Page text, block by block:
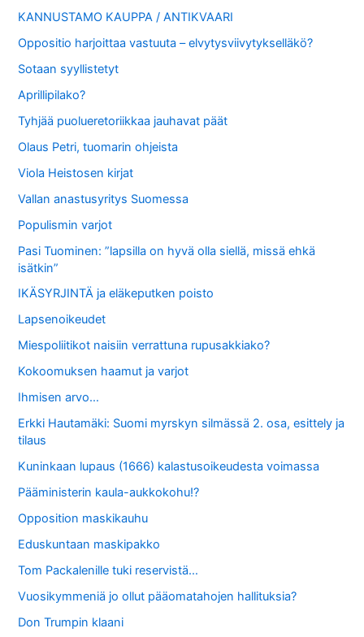
KANNUSTAMO KAUPPA / ANTIKVAARI
Oppositio harjoittaa vastuuta – elvytysviivytykselläkö?
Sotaan syyllistetyt
Aprillipilako?
Tyhjää puolueretoriikkaa jauhavat päät
Olaus Petri, tuomarin ohjeista
Viola Heistosen kirjat
Vallan anastusyritys Suomessa
Populismin varjot
Pasi Tuominen: ”lapsilla on hyvä olla siellä, missä ehkä
isätkin”
IKÄSYRJINTÄ ja eläkeputken poisto
Lapsenoikeudet
Miespoliitikot naisiin verrattuna rupusakkiako?
Kokoomuksen haamut ja varjot
Ihmisen arvo…
Erkki Hautamäki: Suomi myrskyn silmässä 2. osa, esittely ja
tilaus
Kuninkaan lupaus (1666) kalastusoikeudesta voimassa
Pääministerin kaula-aukkokohu!?
Opposition maskikauhu
Eduskuntaan maskipakko
Tom Packalenille tuki reservistä…
Vuosikymmeniä jo ollut pääomatahojen hallituksia?
Don Trumpin klaani